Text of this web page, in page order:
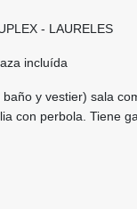
- LAURELES
incluída
y vestier) sala
con perbola. Tiene